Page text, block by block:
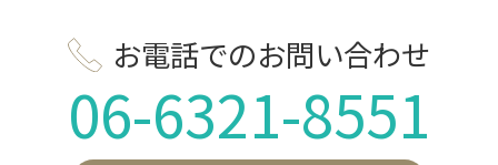
お電話でのお問い合わせ
06-6321-8551